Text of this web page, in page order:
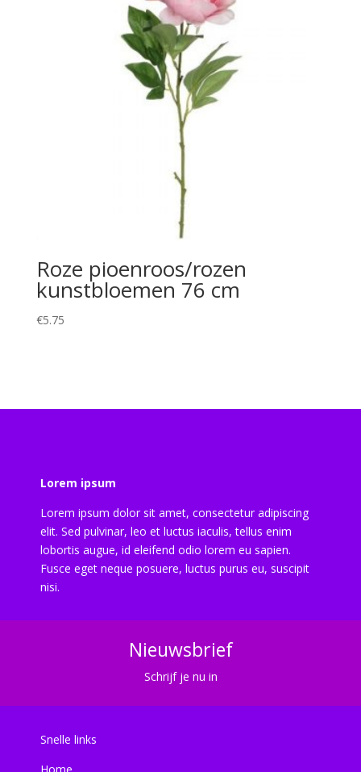
Roze pioenroos/rozen
kunstbloemen 76 cm
€5.75
Lorem ipsum
Lorem ipsum dolor sit amet, consectetur adipiscing
elit. Sed pulvinar, leo et luctus iaculis, tellus enim
lobortis augue, id eleifend odio lorem eu sapien.
Fusce eget neque posuere, luctus purus eu, suscipit
nisi.
Nieuwsbrief
Schrijf je nu in
Snelle links